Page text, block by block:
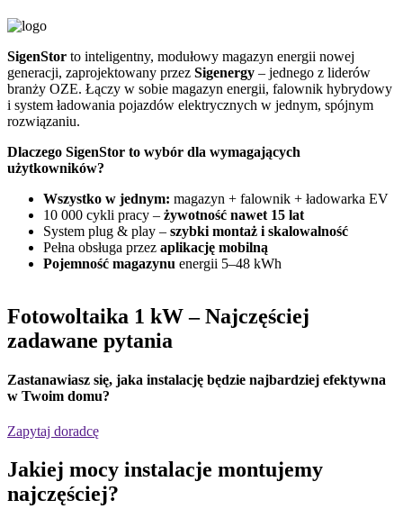
SigenStor to inteligentny, modułowy magazyn energii nowej
generacji, zaprojektowany przez Sigenergy – jednego z liderów
branży OZE. Łączy w sobie magazyn energii, falownik hybrydowy
i system ładowania pojazdów elektrycznych w jednym, spójnym
rozwiązaniu.
Dlaczego SigenStor to wybór dla wymagających
użytkowników?
Wszystko w jednym: magazyn + falownik + ładowarka EV
10 000 cykli pracy – żywotność nawet 15 lat
System plug & play – szybki montaż i skalowalność
Pełna obsługa przez aplikację mobilną
Pojemność magazynu energii 5–48 kWh
Fotowoltaika 1 kW– Najczęściej
zadawane pytania
Zastanawiasz się, jaka instalację będzie najbardziej efektywna
w Twoim domu?
Zapytaj doradcę
Jakiej mocy instalacje montujemy
najczęściej?